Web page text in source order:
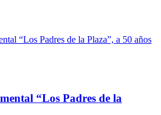
“Los Padres de la